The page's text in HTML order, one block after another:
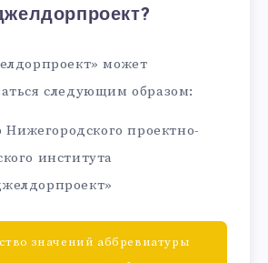
может
следующим образом:
Нижегородского проектно-
института
значений аббревиатуры